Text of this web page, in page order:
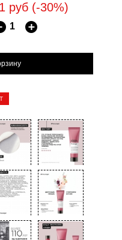
руб (-30%)